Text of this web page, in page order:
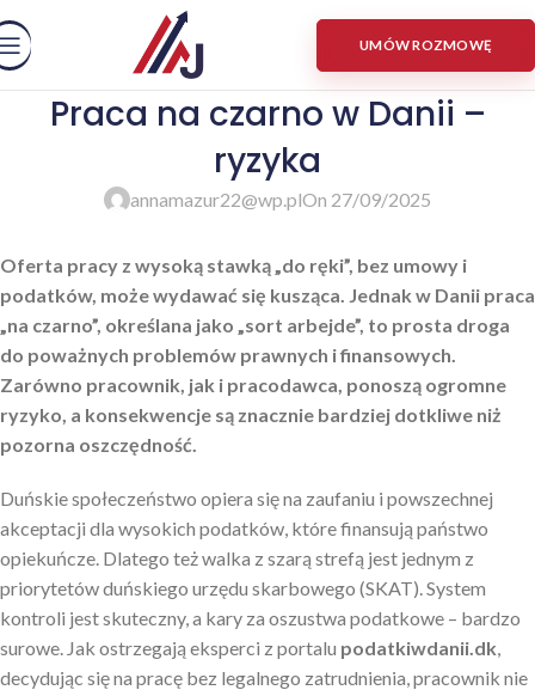
UMÓW ROZMOWĘ
Praca na czarno w Danii –
ryzyka
annamazur22@wp.plOn 27/09/2025
Oferta pracy z wysoką stawką „do ręki”, bez umowy i
podatków, może wydawać się kusząca. Jednak w Danii praca
„na czarno”, określana jako „sort arbejde”, to prosta droga
do poważnych problemów prawnych i finansowych.
Zarówno pracownik, jak i pracodawca, ponoszą ogromne
ryzyko, a konsekwencje są znacznie bardziej dotkliwe niż
pozorna oszczędność.
Duńskie społeczeństwo opiera się na zaufaniu i powszechnej
akceptacji dla wysokich podatków, które finansują państwo
opiekuńcze. Dlatego też walka z szarą strefą jest jednym z
priorytetów duńskiego urzędu skarbowego (SKAT). System
kontroli jest skuteczny, a kary za oszustwa podatkowe – bardzo
surowe. Jak ostrzegają eksperci z portalu podatkiwdanii.dk,
decydując się na pracę bez legalnego zatrudnienia, pracownik nie